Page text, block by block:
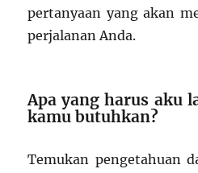
pertanyaan yang akan
perjalanan Anda.
Apa yang harus aku
kamu butuhkan?
Temukan pengetahuan